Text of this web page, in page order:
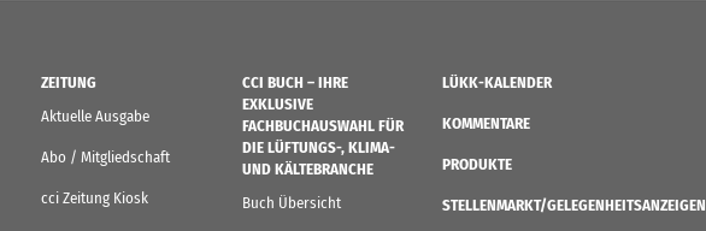
ZEITUNG
Aktuelle Ausgabe
Abo / Mitgliedschaft
cci Zeitung Kiosk
CCI BUCH – IHRE
EXKLUSIVE
FACHBUCHAUSWAHL FÜR
DIE LÜFTUNGS-, KLIMA-
UND KÄLTEBRANCHE
Buch Übersicht
LÜKK-KALENDER
KOMMENTARE
PRODUKTE
STELLENMARKT/GELEGENHEITSANZEIGEN